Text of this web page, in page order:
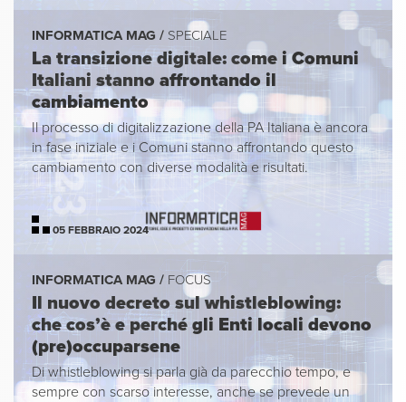
INFORMATICA MAG / SPECIALE
La transizione digitale: come i Comuni
Italiani stanno affrontando il
cambiamento
Il processo di digitalizzazione della PA Italiana è ancora
in fase iniziale e i Comuni stanno affrontando questo
cambiamento con diverse modalità e risultati.
05 FEBBRAIO 2024
INFORMATICA MAG / FOCUS
Il nuovo decreto sul whistleblowing:
che cos’è e perché gli Enti locali devono
(pre)occuparsene
Di whistleblowing si parla già da parecchio tempo, e
sempre con scarso interesse, anche se prevede un